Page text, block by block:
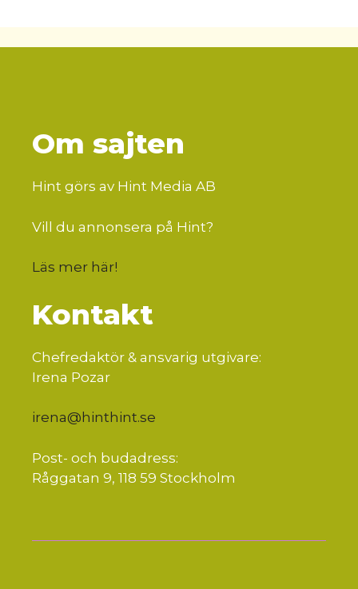
Om sajten
Hint görs av Hint Media AB
Vill du annonsera på Hint?
Läs mer här!
Kontakt
Chefredaktör & ansvarig utgivare:
Irena Pozar
irena@hinthint.se
Post- och budadress:
Råggatan 9, 118 59 Stockholm